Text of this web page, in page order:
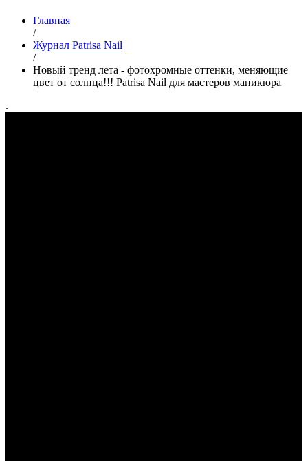
Главная
/
Журнал Patrisa Nail
/
Новый тренд лета - фотохромные оттенки, меняющие
цвет от солнца!!! Patrisa Nail для мастеров маникюра
.